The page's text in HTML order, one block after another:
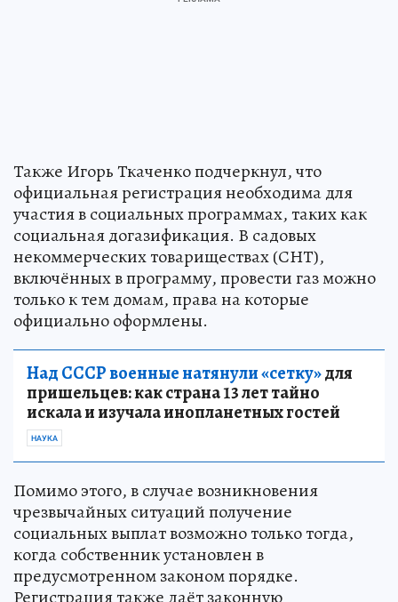
Также Игорь Ткаченко подчеркнул, что
официальная регистрация необходима для
участия в социальных программах, таких как
социальная догазификация. В садовых
некоммерческих товариществах (СНТ),
включённых в программу, провести газ можно
только к тем домам, права на которые
официально оформлены.
Над СССР военные натянули «сетку»для
пришельцев: как страна 13 лет тайно
искала и изучала инопланетных гостей
НАУКА
Помимо этого, в случае возникновения
чрезвычайных ситуаций получение
социальных выплат возможно только тогда,
когда собственник установлен в
предусмотренном законом порядке.